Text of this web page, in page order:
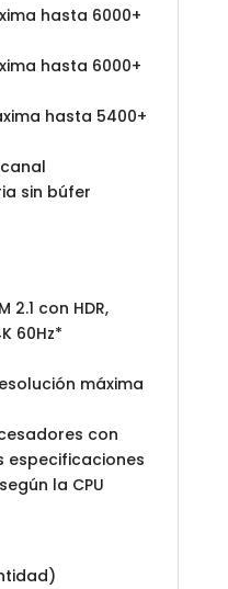
hasta 6000+
hasta 6000+
hasta 5400+
sin búfer
2.1 con HDR,
60Hz*
máxima
con
especificaciones
la CPU